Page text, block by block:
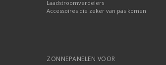
Laadstroomverdelers
Accessoires die zeker van pas komen
ZONNEPANELEN VOOR